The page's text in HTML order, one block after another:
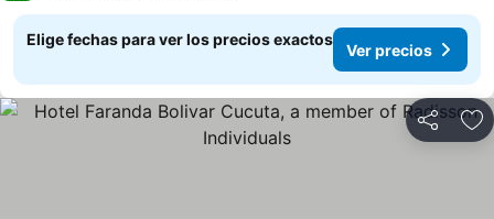
Elige fechas para ver los precios exactos
Ver precios
Compartir